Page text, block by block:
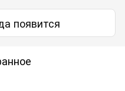
появится